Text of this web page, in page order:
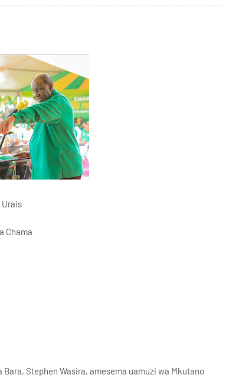
Urais
Chama
Bara, Stephen Wasira, amesema uamuzi wa Mkutano